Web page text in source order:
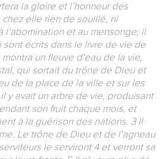
la gloire et l’honneur des
chez elle rien de souillé, ni
l’abomination et au mensonge; il
sont écrits dans le livre de vie de
montra un fleuve d’eau de la vie,
qui sortait du trône de Dieu et
de la place de la ville et sur les
y avait un arbre de vie, produisant
son fruit chaque mois, et
à la guérison des nations. 3 Il
Le trône de Dieu et de l’agneau
le serviront 4 et verront sa